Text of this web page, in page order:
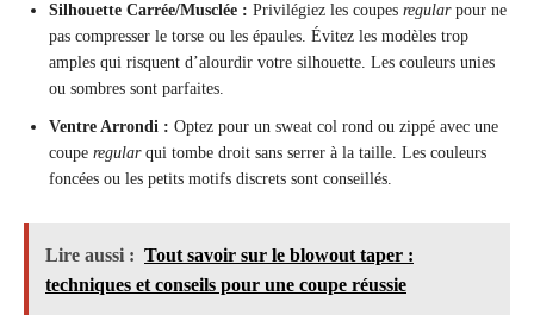
Silhouette Carrée/Musclée : Privilégiez les coupes regularpour ne
pas compresser le torse ou les épaules. Évitez les modèles trop
amples qui risquent d’alourdir votre silhouette. Les couleurs unies
ou sombres sont parfaites.
Ventre Arrondi : Optez pour un sweat col rond ou zippé avec une
coupe regularqui tombe droit sans serrer à la taille. Les couleurs
foncées ou les petits motifs discrets sont conseillés.
Lire aussi : Tout savoir sur le blowout taper :
techniques et conseils pour une coupe réussie